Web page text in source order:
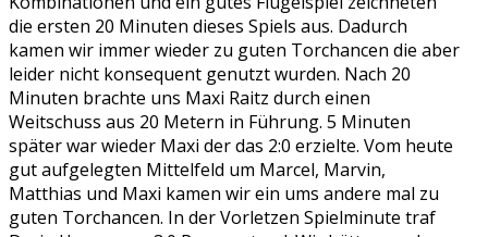
die ersten 20 Minuten dieses Spiels aus. Dadurch
kamen wir immer wieder zu guten Torchancen die aber
leider nicht konsequent genutzt wurden. Nach 20
Minuten brachte uns Maxi Raitz durch einen
Weitschuss aus 20 Metern in Führung. 5 Minuten
später war wieder Maxi der das 2:0 erzielte. Vom heute
gut aufgelegten Mittelfeld um Marcel, Marvin,
Matthias und Maxi kamen wir ein ums andere mal zu
guten Torchancen. In der Vorletzen Spielminute traf